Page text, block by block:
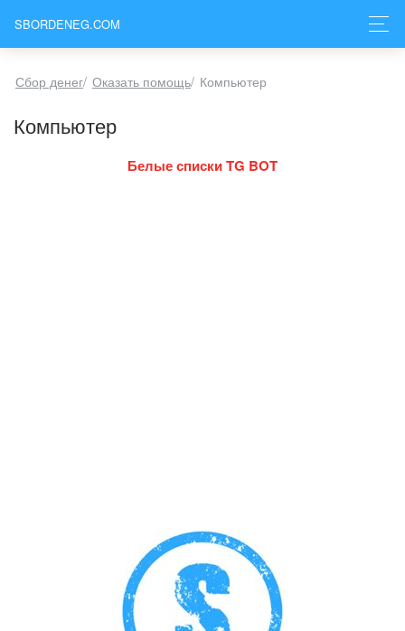
SBORDENEG.COM
Сбор денег/ Оказать помощь/ Компьютер
Компьютер
Белые списки TG BOT